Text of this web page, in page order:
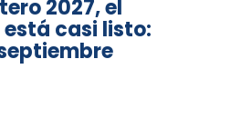
2027, el
casi listo: